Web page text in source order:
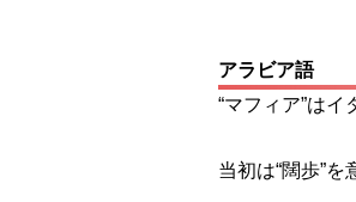
アラビア語
“マフィア”は
当初は“闊歩”